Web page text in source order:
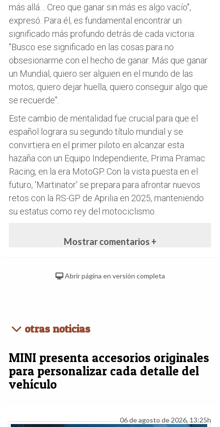
más allá… Creo que ganar sin más es algo vacío",
expresó. Para él, es fundamental encontrar un
significado más profundo detrás de cada victoria:
"Busco ese significado en las cosas para no
obsesionarme con el hecho de ganar. Más que ganar
un Mundial, quiero ser alguien en el mundo de las
motos, quiero dejar huella, quiero conseguir algo que
se recuerde".
Este cambio de mentalidad fue crucial para que el
español lograra su segundo título mundial y se
convirtiera en el primer piloto en alcanzar esta
hazaña con un Equipo Independiente, Prima Pramac
Racing, en la era MotoGP. Con la vista puesta en el
futuro, 'Martinator' se prepara para afrontar nuevos
retos con la RS-GP de Aprilia en 2025, manteniendo
su estatus como rey del motociclismo.
Mostrar comentarios +
Abrir página en versión completa
otras noticias
MINI presenta accesorios originales
para personalizar cada detalle del
vehículo
06 de agosto de 2026, 13:25h